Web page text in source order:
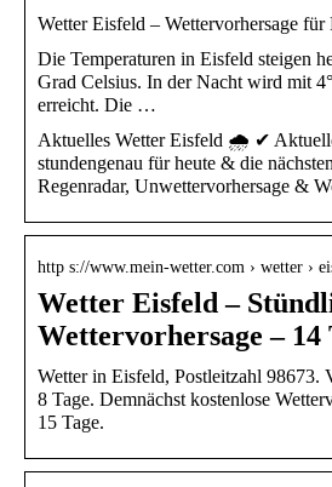
Wetter Eisfeld – Wettervorhersage für
Die Temperaturen in Eisfeld steigen
Grad Celsius. In der Nacht wird mit
erreicht. Die …
Aktuelles Wetter Eisfeld 🌧️ ✔
stundengenau für heute & die
Regenradar, Unwettervorhersage &
http s://www.mein-wetter.com › wetter ›
Wetter Eisfeld –
Wettervorhersage – 14
Wetter in Eisfeld, Postleitzahl 98673.
8 Tage. Demnächst kostenlose
15 Tage.